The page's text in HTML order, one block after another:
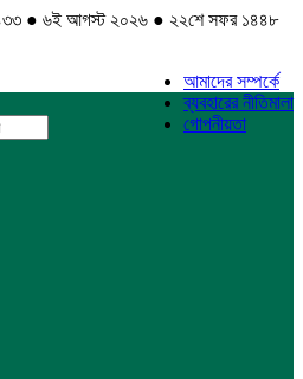
● ৬ই আগস্ট ২০২৬ ● ২২শে সফর ১৪৪৮
আমাদের সম্পর্কে
ব্যবহারের নীতিমালা
গোপনীয়তা